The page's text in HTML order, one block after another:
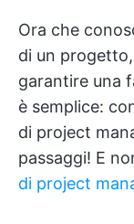
Ora che
di un
garantire una
è semplice:
di project
passaggi! E
di project